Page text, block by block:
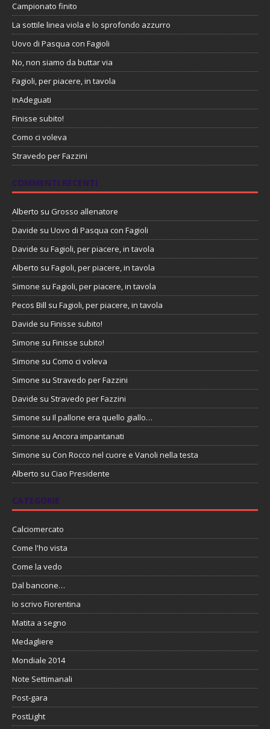
Campionato finito
La sottile linea viola e lo sprofondo azzurro
Uovo di Pasqua con Fagioli
No, non siamo da buttar via
Fagioli, per piacere, in tavola
InAdeguati
Finisse subito!
Como ci voleva
Stravedo per Fazzini
COMMENTI RECENTI
Alberto su Grosso allenatore
Davide su Uovo di Pasqua con Fagioli
Davide su Fagioli, per piacere, in tavola
Alberto su Fagioli, per piacere, in tavola
Simone su Fagioli, per piacere, in tavola
Pecos Bill su Fagioli, per piacere, in tavola
Davide su Finisse subito!
Simone su Finisse subito!
Simone su Como ci voleva
Simone su Stravedo per Fazzini
Davide su Stravedo per Fazzini
Simone su Il pallone era quello giallo…
Simone su Ancora impantanati
Simone su Con Rocco nel cuore e Vanoli nella testa
Alberto su Ciao Presidente
CATEGORIE
Calciomercato
Come l'ho vista
Come la vedo
Dal bancone…
Io scrivo Fiorentina
Matita a segno
Medagliere
Mondiale 2014
Note Settimanali
Post-gara
PostLight